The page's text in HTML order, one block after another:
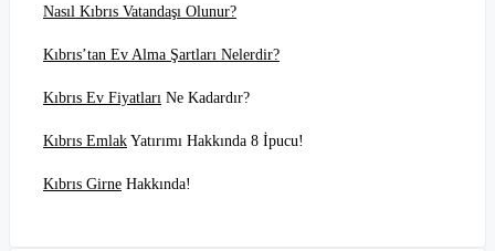
Nasıl Kıbrıs Vatandaşı Olunur?
Kıbrıs’tan Ev Alma Şartları Nelerdir?
Kıbrıs Ev Fiyatları Ne Kadardır?
Kıbrıs Emlak Yatırımı Hakkında 8 İpucu!
Kıbrıs Girne Hakkında!